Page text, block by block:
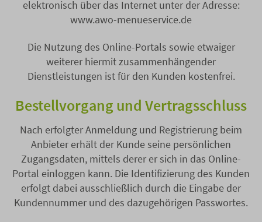
elektronisch über das Internet unter der Adresse:
www.awo-menueservice.de
Die Nutzung des Online-Portals sowie etwaiger
weiterer hiermit zusammenhängender
Dienstleistungen ist für den Kunden kostenfrei.
Bestellvorgang und Vertragsschluss
Nach erfolgter Anmeldung und Registrierung beim
Anbieter erhält der Kunde seine persönlichen
Zugangsdaten, mittels derer er sich in das Online-
Portal einloggen kann. Die Identifizierung des Kunden
erfolgt dabei ausschließlich durch die Eingabe der
Kundennummer und des dazugehörigen Passwortes.